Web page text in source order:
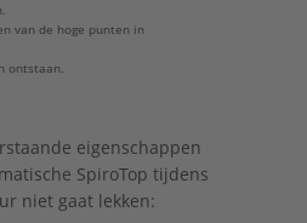
van de hoge punten in
ontstaan.
eigenschappen
SpiroTop tijdens
niet gaat lekken: